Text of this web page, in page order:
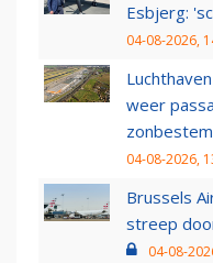
Esbjerg:
04-08-2026,
weer
04-08-2026,
Brussels
streep
04-08-